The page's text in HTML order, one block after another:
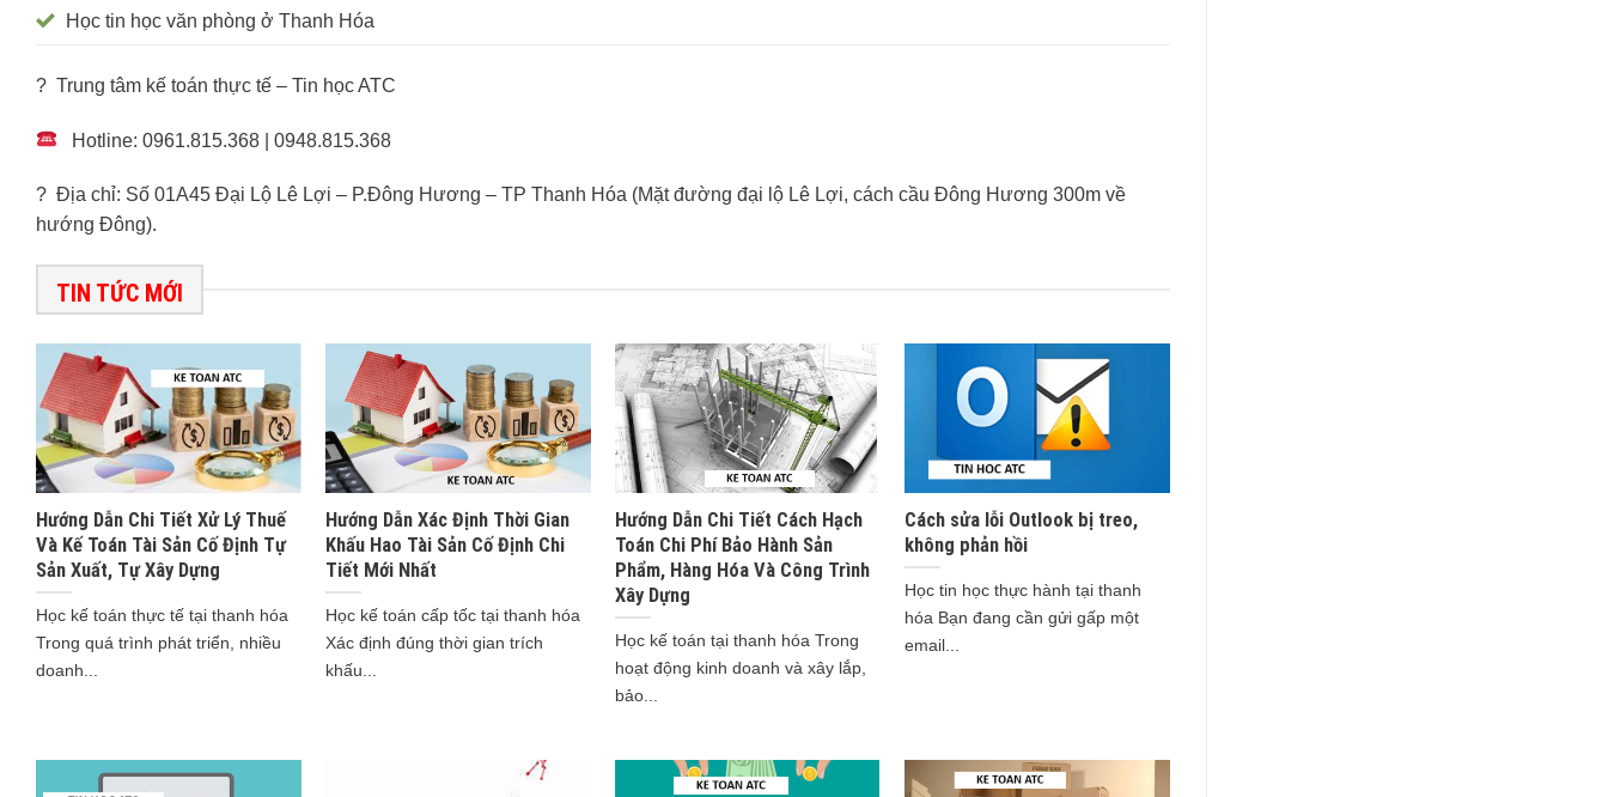
Học tin học văn phòng ở Thanh Hóa
? Trung tâm kế toán thực tế – Tin học ATC
Hotline: 0961.815.368 | 0948.815.368
? Địa chỉ: Số 01A45 Đại Lộ Lê Lợi – P.Đông Hương – TP Thanh Hóa (Mặt đường đại lộ Lê Lợi, cách cầu Đông Hương 300m về
hướng Đông).
TIN TỨC MỚI
Hướng Dẫn Chi Tiết Xử Lý Thuế
Và Kế Toán Tài Sản Cố Định Tự
Sản Xuất, Tự Xây Dựng
Học kế toán thực tế tại thanh hóa
Trong quá trình phát triển, nhiều
doanh...
Hướng Dẫn Xác Định Thời Gian
Khấu Hao Tài Sản Cố Định Chi
Tiết Mới Nhất
Học kế toán cấp tốc tại thanh hóa
Xác định đúng thời gian trích
khấu...
Hướng Dẫn Chi Tiết Cách Hạch
Toán Chi Phí Bảo Hành Sản
Phẩm, Hàng Hóa Và Công Trình
Xây Dựng
Học kế toán tại thanh hóa Trong
hoạt động kinh doanh và xây lắp,
bảo...
Cách sửa lỗi Outlook bị treo,
không phản hồi
Học tin học thực hành tại thanh
hóa Bạn đang cần gửi gấp một
email...